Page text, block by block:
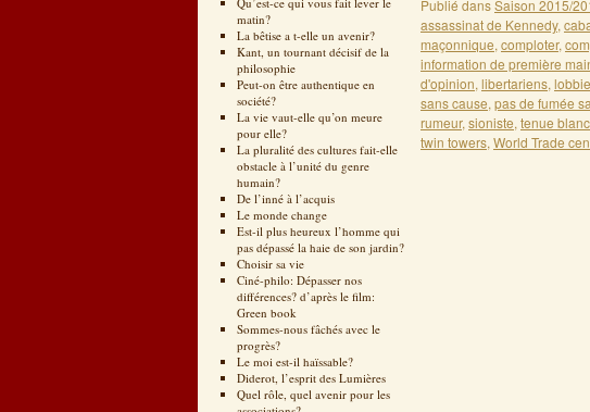
matin?
La bêtise a t-elle un avenir?
Kant, un tournant décisif de la
philosophie
Peut-on être authentique en
société?
La vie vaut-elle qu’on meure
pour elle?
La pluralité des cultures fait-elle
obstacle à l’unité du genre
humain?
De l’inné à l’acquis
Le monde change
Est-il plus heureux l’homme qui
pas dépassé la haie de son jardin?
Choisir sa vie
Ciné-philo: Dépasser nos
différences? d’après le film:
Green book
Sommes-nous fâchés avec le
progrès?
Le moi est-il haïssable?
Diderot, l’esprit des Lumières
Quel rôle, quel avenir pour les
Publié dansSaison 2015/
assassinat de Kennedy,
maçonnique, comploter,
information de première
d'opinion, libertariens,
sans cause, pas de fumée
rumeur, sioniste, tenue
twin towers, World Trade